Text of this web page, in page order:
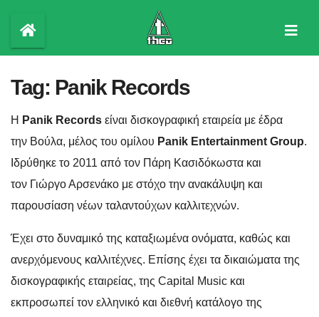
content
Tag: Panik Records
Η Panik Records είναι δισκογραφική εταιρεία με έδρα
την Βούλα, μέλος του ομίλου Panik Entertainment Group.
Ιδρύθηκε το 2011 από τον Πάρη Κασιδόκωστα και
τον Γιώργο Αρσενάκο με στόχο την ανακάλυψη και
παρουσίαση νέων ταλαντούχων καλλιτεχνών.
Έχει στο δυναμικό της καταξιωμένα ονόματα, καθώς και
ανερχόμενους καλλιτέχνες. Επίσης έχει τα δικαιώματα της
δισκογραφικής εταιρείας, της Capital Music και
εκπροσωπεί τον ελληνικό και διεθνή κατάλογο της